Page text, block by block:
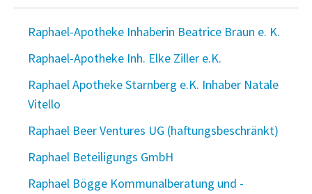
Raphael-Apotheke Inhaberin Beatrice Braun e. K.
Raphael-Apotheke Inh. Elke Ziller e.K.
Raphael Apotheke Starnberg e.K. Inhaber Natale
Vitello
Raphael Beer Ventures UG (haftungsbeschränkt)
Raphael Beteiligungs GmbH
Raphael Bögge Kommunalberatung und -